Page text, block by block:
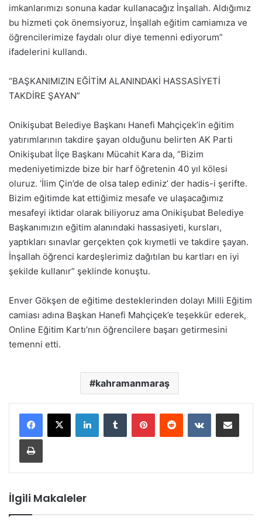
imkanlarımızı sonuna kadar kullanacağız İnşallah. Aldığımız
bu hizmeti çok önemsiyoruz, İnşallah eğitim camiamıza ve
öğrencilerimize faydalı olur diye temenni ediyorum”
ifadelerini kullandı.
“BAŞKANIMIZIN EĞİTİM ALANINDAKİ HASSASİYETİ
TAKDİRE ŞAYAN”
Onikişubat Belediye Başkanı Hanefi Mahçiçek’in eğitim
yatırımlarının takdire şayan olduğunu belirten AK Parti
Onikişubat İlçe Başkanı Mücahit Kara da, “Bizim
medeniyetimizde bize bir harf öğretenin 40 yıl kölesi
oluruz. ‘İlim Çin’de de olsa talep ediniz’ der hadis-i şerifte.
Bizim eğitimde kat ettiğimiz mesafe ve ulaşacağımız
mesafeyi iktidar olarak biliyoruz ama Onikişubat Belediye
Başkanımızın eğitim alanındaki hassasiyeti, kursları,
yaptıkları sınavlar gerçekten çok kıymetli ve takdire şayan.
İnşallah öğrenci kardeşlerimiz dağıtılan bu kartları en iyi
şekilde kullanır” şeklinde konuştu.
Enver Gökşen de eğitime desteklerinden dolayı Milli Eğitim
camiası adına Başkan Hanefi Mahçiçek’e teşekkür ederek,
Online Eğitim Kartı’nın öğrencilere başarı getirmesini
temenni etti.
kahramanmaraş
LinkedInTumblr PinterestReddit VKontakteE-Posta ile paylaş
Yazdır
İlgili Makaleler